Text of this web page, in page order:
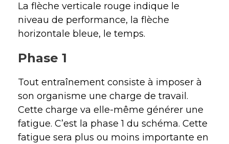
La flèche verticale rouge indique le
niveau de performance, la flèche
horizontale bleue, le temps.
Phase 1
Tout entraînement consiste à imposer à
son organisme une charge de travail.
Cette charge va elle-même générer une
fatigue. C’est la phase 1 du schéma. Cette
fatigue sera plus ou moins importante en